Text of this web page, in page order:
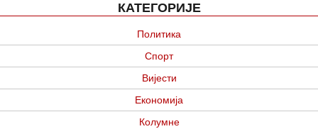
КАТЕГОРИЈЕ
Политика
Спорт
Вијести
Економија
Колумне